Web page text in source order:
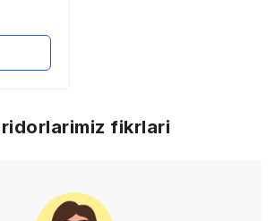
fikrlari